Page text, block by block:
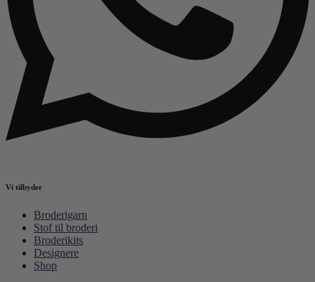
Vi tilbyder
Broderigarn
Stof til broderi
Broderikits
Designere
Shop